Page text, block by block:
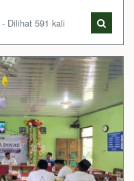
Dilihat 591 kali